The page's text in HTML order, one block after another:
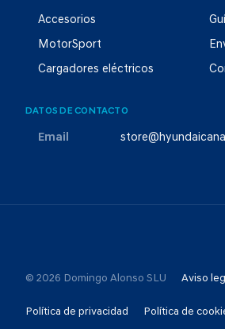
Accesorios
MotorSport
Cargadores eléctricos
DATOS DE CONTACTO
Email
© 2026 Domingo Alonso SLU Aviso
Política de privacidad Política de